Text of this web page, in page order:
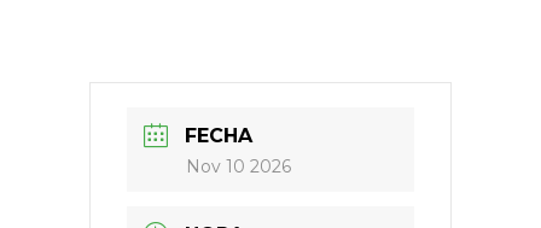
FECHA
Nov 10 2026